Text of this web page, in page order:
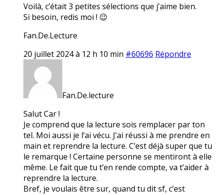
Voilà, c’était 3 petites sélections que j’aime bien.
Si besoin, redis moi ! 😉
Fan.De.Lecture
20 juillet 2024 à 12 h 10 min #60696 Répondre
Fan.De.lecture
Salut Car !
Je comprend que la lecture sois remplacer par ton
tel. Moi aussi je l’ai vécu. J’ai réussi à me prendre en
main et reprendre la lecture. C’est déjà super que tu
le remarque ! Certaine personne se mentiront à elle
même. Le fait que tu t’en rende compte, va t’aider à
reprendre la lecture.
Bref, je voulais être sur, quand tu dit sf, c’est